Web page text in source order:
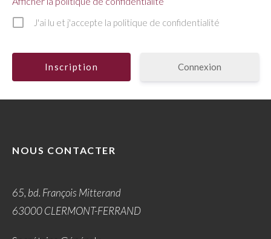
J'ai lu et j'accepte la politique de confidentialité
Connexion
NOUS CONTACTER
65, bd. François Mitterand
63000 CLERMONT-FERRAND